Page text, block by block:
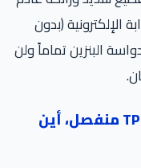
الإلكترونية (بدون
البنزين تماماً ولن
سيارتي حديثة ولا أجد حساس TPS منفصل، أين